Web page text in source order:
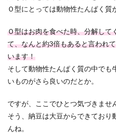
Ｏ型にとっては動物性たんぱく質
Ｏ型はお肉を食べた時、分解して
て、なんと約3倍もあると言われて
います！
そして動物性たんぱく質の中でも
いものがさら良いのだとか。
ですが、ここでひとつ気づきませ
そう、納豆は大豆からできており
んね。